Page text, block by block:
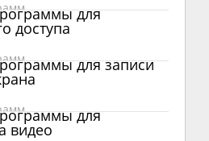
для
доступа
для записи
для
видео